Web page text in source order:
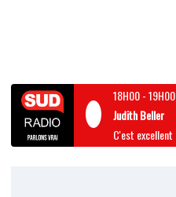
18H00-19H00
Judith Beller
C'est excellent